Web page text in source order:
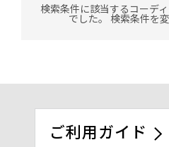
検索条件に該当するコーデ
でした。 検索条件を
ご利用ガイド